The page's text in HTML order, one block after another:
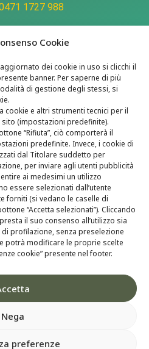
Cookie
dei cookie in uso si clicchi il
banner. Per saperne di più
di gestione degli stessi, si
cookie e altri strumenti tecnici per il
(impostazioni predefinite).
“Rifiuta”, ciò comporterà il
predefinite. Invece, i cookie di
dal Titolare suddetto per
per inviare agli utenti pubblicità
ai medesimi un utilizzo
essere selezionati dall’utente
forniti (si vedano le caselle di
“Accetta selezionati”). Cliccando
il suo consenso all’utilizzo sia
profilazione, senza preselezione
potrà modificare le proprie scelte
cookie” presente nel footer.
Nega
preferenze
1727 988